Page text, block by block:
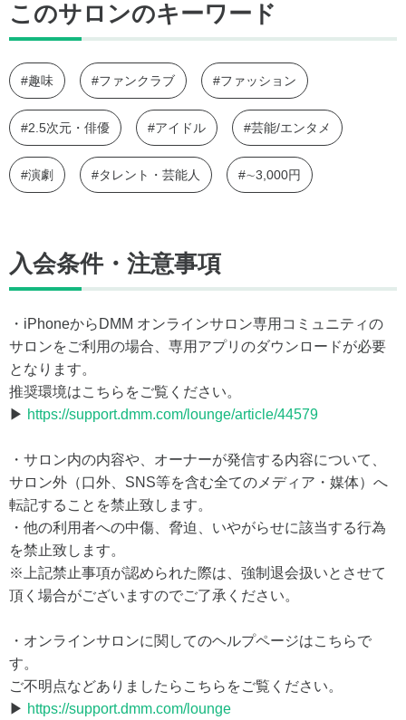
このサロンのキーワード
#趣味 #ファンクラブ #ファッション
#2.5次元・俳優 #アイドル #芸能/エンタメ
#演劇 #タレント・芸能人 #∼3,000円
入会条件・注意事項
・iPhoneからDMM オンラインサロン専用コミュニティの
サロンをご利用の場合、専用アプリのダウンロードが必要
となります。
推奨環境はこちらをご覧ください。
▶ https://support.dmm.com/lounge/article/44579
・サロン内の内容や、オーナーが発信する内容について、
サロン外（口外、SNS等を含む全てのメディア・媒体）へ
転記することを禁止致します。
・他の利用者への中傷、脅迫、いやがらせに該当する行為
を禁止致します。
※上記禁止事項が認められた際は、強制退会扱いとさせて
頂く場合がございますのでご了承ください。
・オンラインサロンに関してのヘルプページはこちらで
す。
ご不明点などありましたらこちらをご覧ください。
▶ https://support.dmm.com/lounge